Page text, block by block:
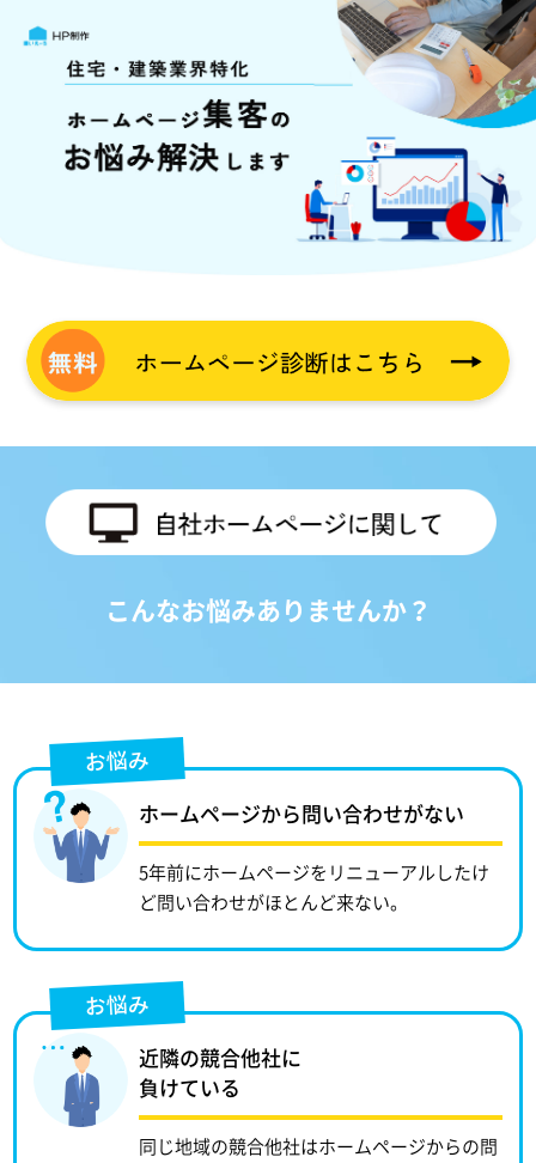
こんなお悩みありませんか？
お悩み
ホームページから問い合わせがない
5年前にホームページをリニューアルしたけ
ど問い合わせがほとんど来ない。
お悩み
近隣の競合他社に
負けている
同じ地域の競合他社はホームページからの問